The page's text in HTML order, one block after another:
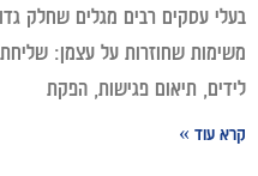
בעלי עסקים רבים מגלים שחלק
משימות שחוזרות על עצמן: שליחת
לידים, תיאום פגישות, הפקת
קרא עוד »